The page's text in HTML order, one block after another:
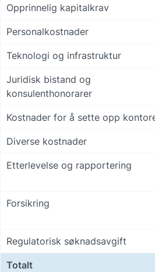
Opprinnelig kapitalkrav
Personalkostnader
Teknologi og infrastruktur
Juridisk bistand og
konsulenthonorarer
Kostnader for å sette opp
Diverse kostnader
Etterlevelse og rapportering
Forsikring
Regulatorisk søknadsavgift
Totalt